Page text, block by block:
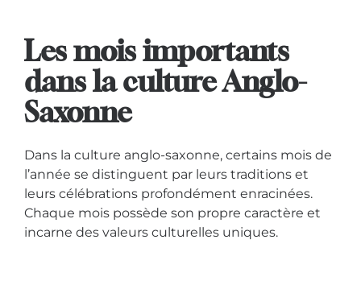
Les mois importants
dans la culture Anglo-
Saxonne
Dans la culture anglo-saxonne, certains mois de
l’année se distinguent par leurs traditions et
leurs célébrations profondément enracinées.
Chaque mois possède son propre caractère et
incarne des valeurs culturelles uniques.